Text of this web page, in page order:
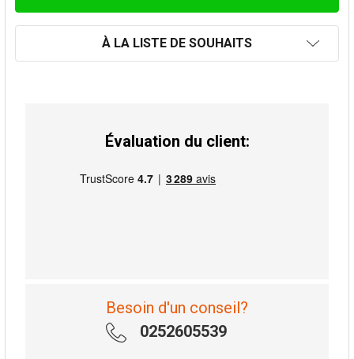
À LA LISTE DE SOUHAITS
Évaluation du client:
Besoin d'un conseil?
0252605539